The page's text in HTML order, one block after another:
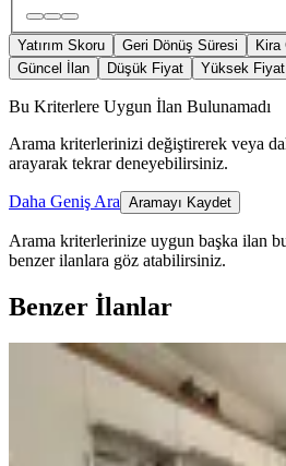
Yatırım Skoru Geri Dönüş Süresi Kira
Güncel İlan
Düşük Fiyat Yüksek Fiyat
Bu Kriterlere Uygun İlan Bulunamadı
Arama kriterlerinizi değiştirerek veya
arayarak tekrar deneyebilirsiniz.
Daha Geniş Ara Aramayı Kaydet
Arama kriterlerinize uygun başka ilan
benzer ilanlara göz atabilirsiniz.
Benzer İlanlar
Çetin
Yakın Satılık
Onikişubat, Piri Reis